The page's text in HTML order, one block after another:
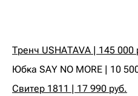
Тренч USHATAVA | 145 000
‍Юбка SAY NO MORE | 10
Свитер 1811 | 17 990 руб.